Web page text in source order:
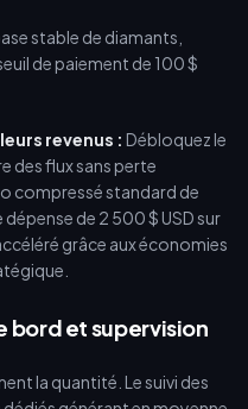
stable de diamants,
de paiement de 100 $
revenus : Débloquez le
des flux sans perte
compressé standard de
de 2 500 $ USD sur
grâce aux économies
bord et supervision
la quantité. Le suivi des